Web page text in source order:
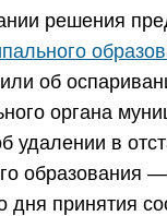
решения
об
органа
удалении в
образования
дня принятия